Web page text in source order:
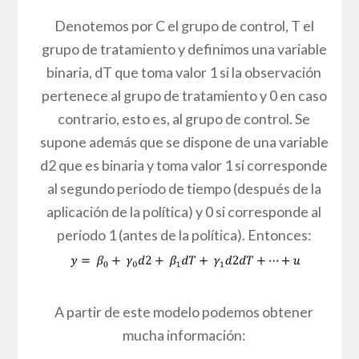
Denotemos por C el grupo de control, T el
grupo de tratamiento y definimos una variable
binaria, dT que toma valor 1 si la observación
pertenece al grupo de tratamiento y 0 en caso
contrario, esto es, al grupo de control. Se
supone además que se dispone de una variable
d2 que es binaria y toma valor 1 si corresponde
al segundo periodo de tiempo (después de la
aplicación de la política) y 0 si corresponde al
periodo 1 (antes de la política). Entonces:
A partir de este modelo podemos obtener
mucha información: